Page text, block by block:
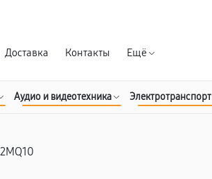
Доставка Контакты Ещё
Аудио и видеотехника Электротранспорт